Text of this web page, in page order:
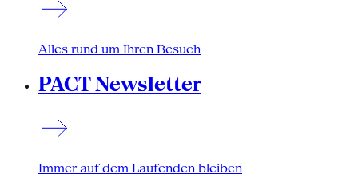
Alles rund um Ihren Besuch
PACT Newsletter
Immer auf dem Laufenden bleiben